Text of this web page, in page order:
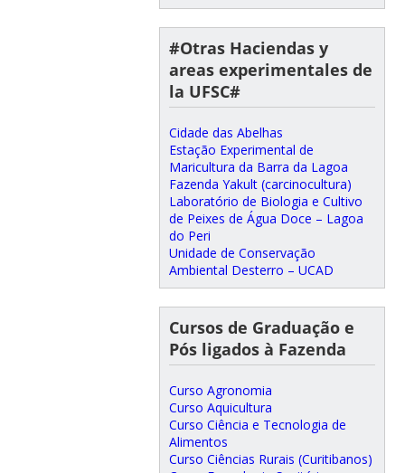
#Otras Haciendas y
areas experimentales de
la UFSC#
Cidade das Abelhas
Estação Experimental de
Maricultura da Barra da Lagoa
Fazenda Yakult (carcinocultura)
Laboratório de Biologia e Cultivo
de Peixes de Água Doce – Lagoa
do Peri
Unidade de Conservação
Ambiental Desterro – UCAD
Cursos de Graduação e
Pós ligados à Fazenda
Curso Agronomia
Curso Aquicultura
Curso Ciência e Tecnologia de
Alimentos
Curso Ciências Rurais (Curitibanos)